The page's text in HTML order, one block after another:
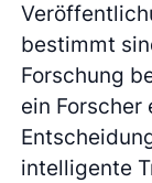
bestimmt
Forschung
ein
intelligente